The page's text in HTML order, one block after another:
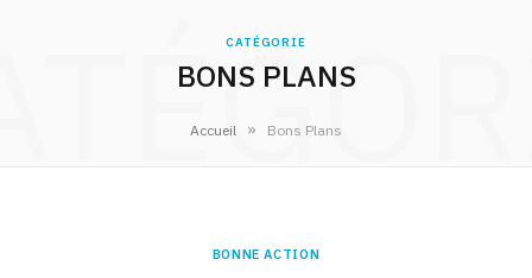
CATÉGORIE
BONS PLANS
Accueil » Bons Plans
BONNE ACTION